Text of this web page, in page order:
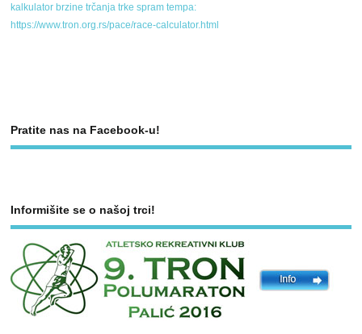
kalkulator brzine trčanja trke spram tempa:
https://www.tron.org.rs/pace/race-calculator.html
Pratite nas na Facebook-u!
Informišite se o našoj trci!